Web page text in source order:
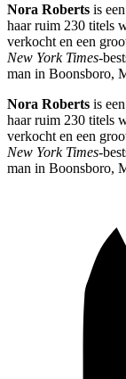
Nora Roberts is
haar ruim 230 titels
verkocht en een
New York Times-
man in Boonsboro,
Nora Roberts is
haar ruim 230 titels
verkocht en een
New York Times-
man in Boonsboro,